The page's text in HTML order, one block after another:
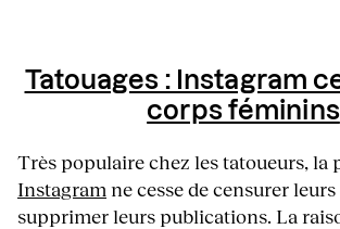
Tatouages : Instagram
corps féminins
Très populaire chez les tatoueurs, la
Instagram ne cesse de censurer
supprimer leurs publications. La